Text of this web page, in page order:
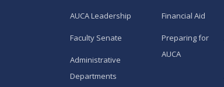
AUCA Leadership
Faculty Senate
Administrative
Departments
Financial Aid
Preparing for
AUCA